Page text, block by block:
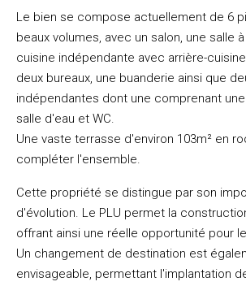
Le bien se compose actuellement de 6
beaux volumes, avec un salon, une salle
cuisine indépendante avec arrière-
deux bureaux, une buanderie ainsi que
indépendantes dont une comprenant
salle d'eau et WC.
Une vaste terrasse d'environ 103m² en
compléter l'ensemble.
Cette propriété se distingue par son
d'évolution. Le PLU permet la
offrant ainsi une réelle opportunité pour
Un changement de destination est
envisageable, permettant l'implantation